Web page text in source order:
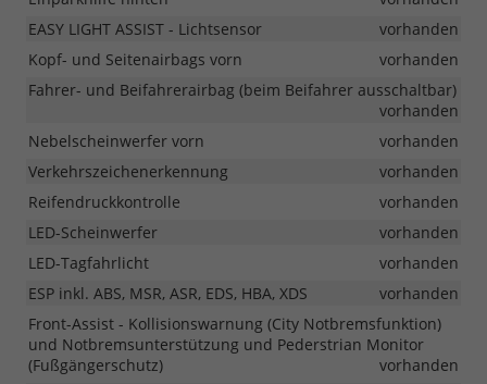
EASY LIGHT ASSIST - Lichtsensor
vorhanden
Kopf- und Seitenairbags vorn
vorhanden
Fahrer- und Beifahrerairbag (beim Beifahrer ausschaltbar)
vorhanden
Nebelscheinwerfer vorn
vorhanden
Verkehrszeichenerkennung
vorhanden
Reifendruckkontrolle
vorhanden
LED-Scheinwerfer
vorhanden
LED-Tagfahrlicht
vorhanden
ESP inkl. ABS, MSR, ASR, EDS, HBA, XDS
vorhanden
Front-Assist - Kollisionswarnung (City Notbremsfunktion)
und Notbremsunterstützung und Pederstrian Monitor
(Fußgängerschutz)
vorhanden